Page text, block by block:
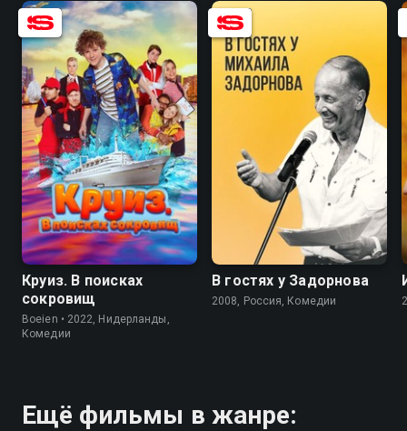
7.3 4.3
Круиз. В поисках
сокровищ
Boeien • 2022, Нидерланды,
Комедии
В гостях у Задорнова
2008, Россия, Комедии
Ещё фильмы в жанре: